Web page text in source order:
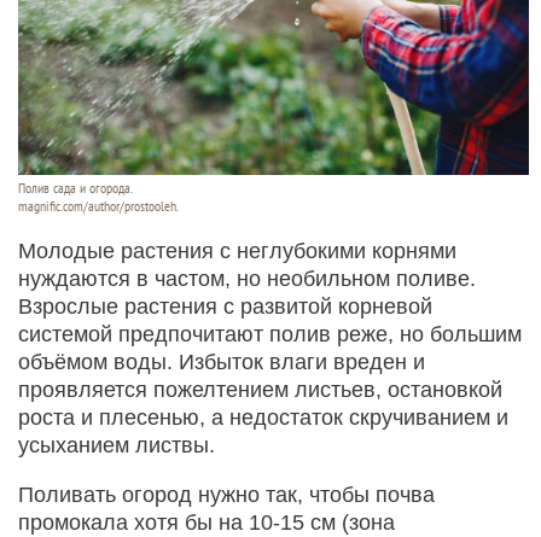
Полив сада и огорода.
magnific.com/author/prostooleh.
Молодые растения с неглубокими корнями
нуждаются в частом, но необильном поливе.
Взрослые растения с развитой корневой
системой предпочитают полив реже, но большим
объёмом воды. Избыток влаги вреден и
проявляется пожелтением листьев, остановкой
роста и плесенью, а недостаток скручиванием и
усыханием листвы.
Поливать огород нужно так, чтобы почва
промокала хотя бы на 10-15 см (зона